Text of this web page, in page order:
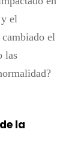
el
el
las
la